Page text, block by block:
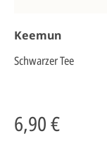
Keemun
Schwarzer Tee
6,90 €